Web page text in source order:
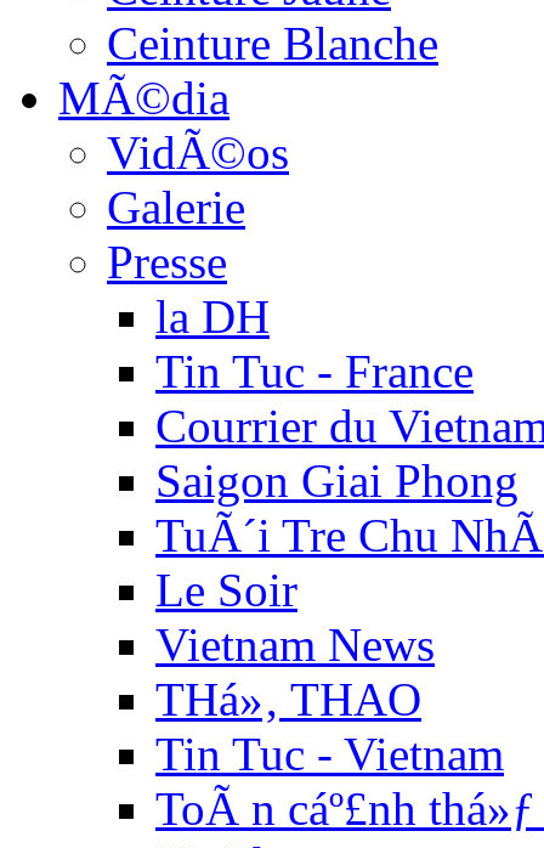
Ceinture Blanche
MÃ©dia
VidÃ©os
Galerie
Presse
la DH
Tin Tuc - France
Courrier du
Saigon Giai Phong
TuÃ´i Tre Chu
Le Soir
Vietnam News
THá»‚ THAO
Tin Tuc - Vietnam
ToÃ n cáº£nh